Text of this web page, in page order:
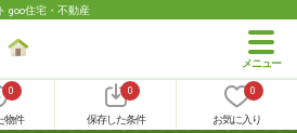
goo住宅・不動産
0
物件
0
保存した条件
0
お気に入り